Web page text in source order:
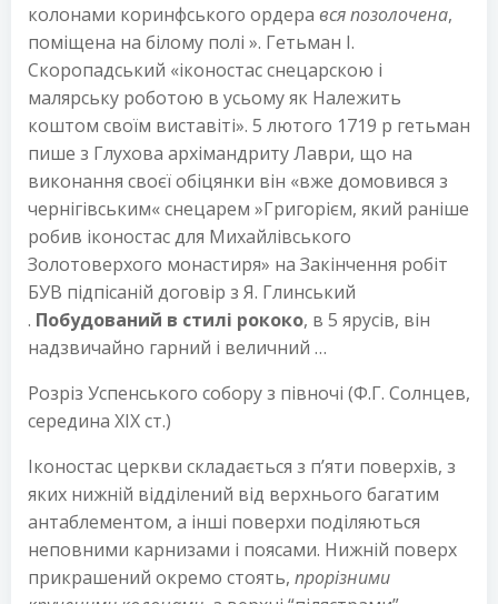
колонами коринфського ордера вся позолочена,
поміщена на білому полі ». Гетьман І.
Скоропадський «іконостас снецарскою і
малярську роботою в усьому як Належить
коштом своїм виставіті». 5 лютого 1719 р гетьман
пише з Глухова архімандриту Лаври, що на
виконання своєї обіцянки він «вже домовився з
чернігівським« снецарем »Григорієм, який раніше
робив іконостас для Михайлівського
Золотоверхого монастиря» на Закінчення робіт
БУВ підпісаній договір з Я. Глинський
. Побудований в стилі рококо, в 5 ярусів, він
надзвичайно гарний і величний …
Розріз Успенського собору з півночі (Ф.Г. Солнцев,
середина XIX ст.)
Іконостас церкви складається з п’яти поверхів, з
яких нижній відділений від верхнього багатим
антаблементом, а інші поверхи поділяються
неповними карнизами і поясами. Нижній поверх
прикрашений окремо стоять, прорізними